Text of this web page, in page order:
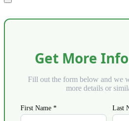
Get More
Fill out the form below and we
more details or
First Name * Last